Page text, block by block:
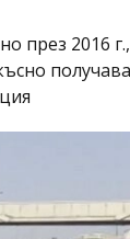
през 2016